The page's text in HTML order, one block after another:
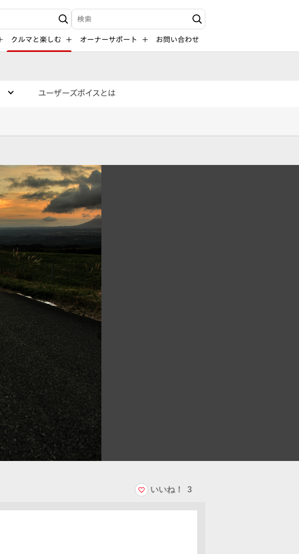
検索キーワード入力
クルマと楽しむ オーナーサポート お問い合わせ
ユーザーズボイスとは
いいね！ 3